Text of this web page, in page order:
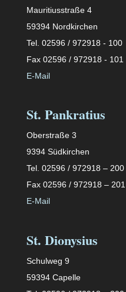
Mauritiusstraße 4
59394 Nordkirchen
Tel. 02596 / 972918 - 100
Fax 02596 / 972918 - 101
E-Mail
St. Pankratius
Oberstraße 3
9394 Südkirchen
Tel. 02596 / 972918 – 200
Fax 02596 / 972918 – 201
E-Mail
St. Dionysius
Schulweg 9
59394 Capelle